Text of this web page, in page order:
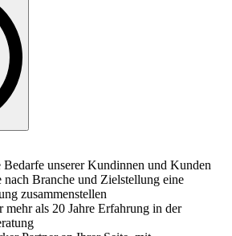
sich Unternehmen aus den
Von Lieferkettenunterbrechungen
Kostensteigerungen bis hin zum
komplexeren globalen Logistiksystems
Lieferketten auf die Probe gestellt.
Umweltauswirkungen von Lieferketten zu
Bedarfe unserer Kundinnen und Kunden
nach Branche und Zielstellung eine
zusammenstellen
mehr als 20 Jahre Erfahrung in der